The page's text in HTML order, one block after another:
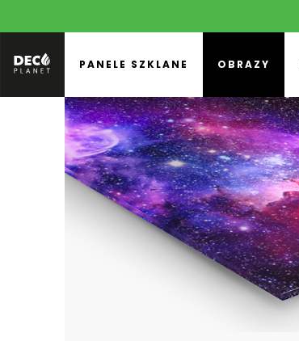
PANELE SZKLANE OBRAZY